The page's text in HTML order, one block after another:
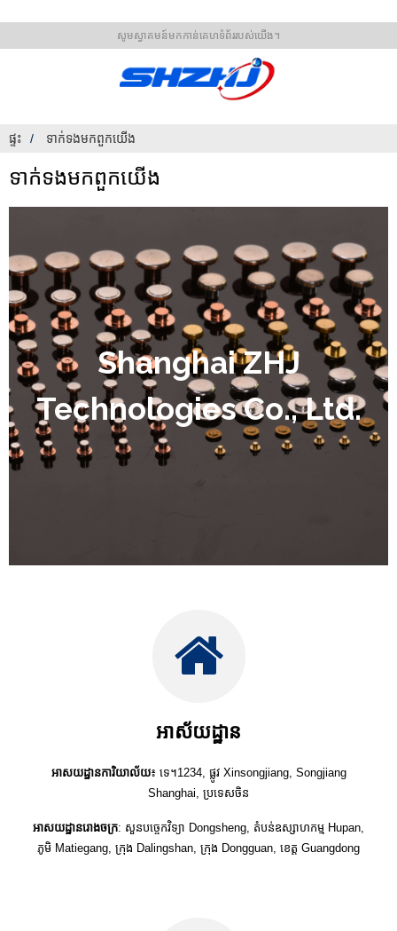
សូមស្វាគមន៍មកកាន់គេហទំព័ររបស់យើង។
ផ្ទះ ទាក់ទង​មក​ពួក​យើង
ទាក់ទង​មក​ពួក​យើង
Shanghai ZHJ
Technologies Co., Ltd.
អាស័យដ្ឋាន
អាសយដ្ឋានការិយាល័យ៖ ទេ។1234, ផ្លូវ Xinsongjiang, Songjiang
Shanghai, ប្រទេសចិន
អាសយដ្ឋានរោងចក្រ: សួនបច្ចេកវិទ្យា Dongsheng, តំបន់ឧស្សាហកម្ម Hupan,
ភូមិ Matiegang, ក្រុង Dalingshan, ក្រុង Dongguan, ខេត្ត Guangdong